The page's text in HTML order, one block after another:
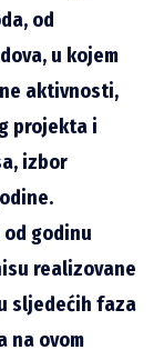
od
u kojem
aktivnosti,
projekta i
izbor
godinu
realizovane
sljedećih faza
na ovom